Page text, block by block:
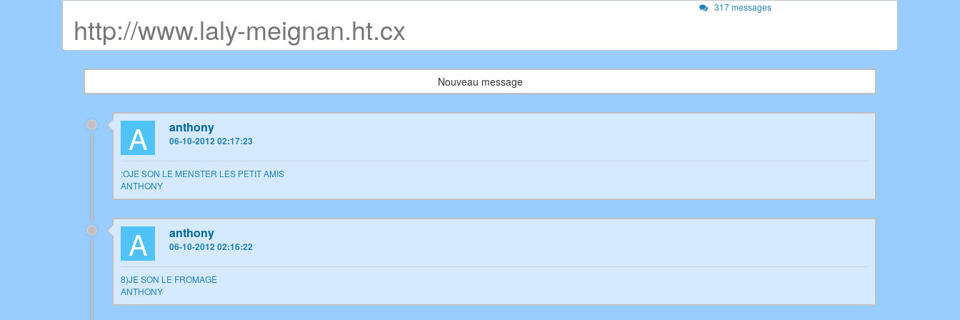
http://www.laly-meignan.ht.cx
317 messages
Nouveau message
A anthony
06-10-2012 02:17:23
:OJE SON LE MENSTER LES PETIT AMIS
ANTHONY
A anthony
06-10-2012 02:16:22
8)JE SON LE FROMAGE
ANTHONY